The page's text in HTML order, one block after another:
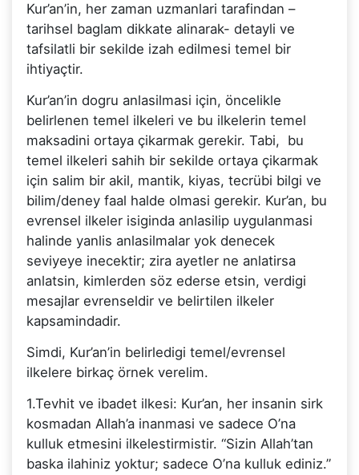
Kur’an’in, her zaman uzmanlari tarafindan –
tarihsel baglam dikkate alinarak- detayli ve
tafsilatli bir sekilde izah edilmesi temel bir
ihtiyaçtir.
Kur’an’in dogru anlasilmasi için, öncelikle
belirlenen temel ilkeleri ve bu ilkelerin temel
maksadini ortaya çikarmak gerekir. Tabi, bu
temel ilkeleri sahih bir sekilde ortaya çikarmak
için salim bir akil, mantik, kiyas, tecrübi bilgi ve
bilim/deney faal halde olmasi gerekir. Kur’an, bu
evrensel ilkeler isiginda anlasilip uygulanmasi
halinde yanlis anlasilmalar yok denecek
seviyeye inecektir; zira ayetler ne anlatirsa
anlatsin, kimlerden söz ederse etsin, verdigi
mesajlar evrenseldir ve belirtilen ilkeler
kapsamindadir.
Simdi, Kur’an’in belirledigi temel/evrensel
ilkelere birkaç örnek verelim.
1.Tevhit ve ibadet ilkesi: Kur’an, her insanin sirk
kosmadan Allah’a inanmasi ve sadece O’na
kulluk etmesini ilkelestirmistir. “Sizin Allah’tan
baska ilahiniz yoktur; sadece O’na kulluk ediniz.”